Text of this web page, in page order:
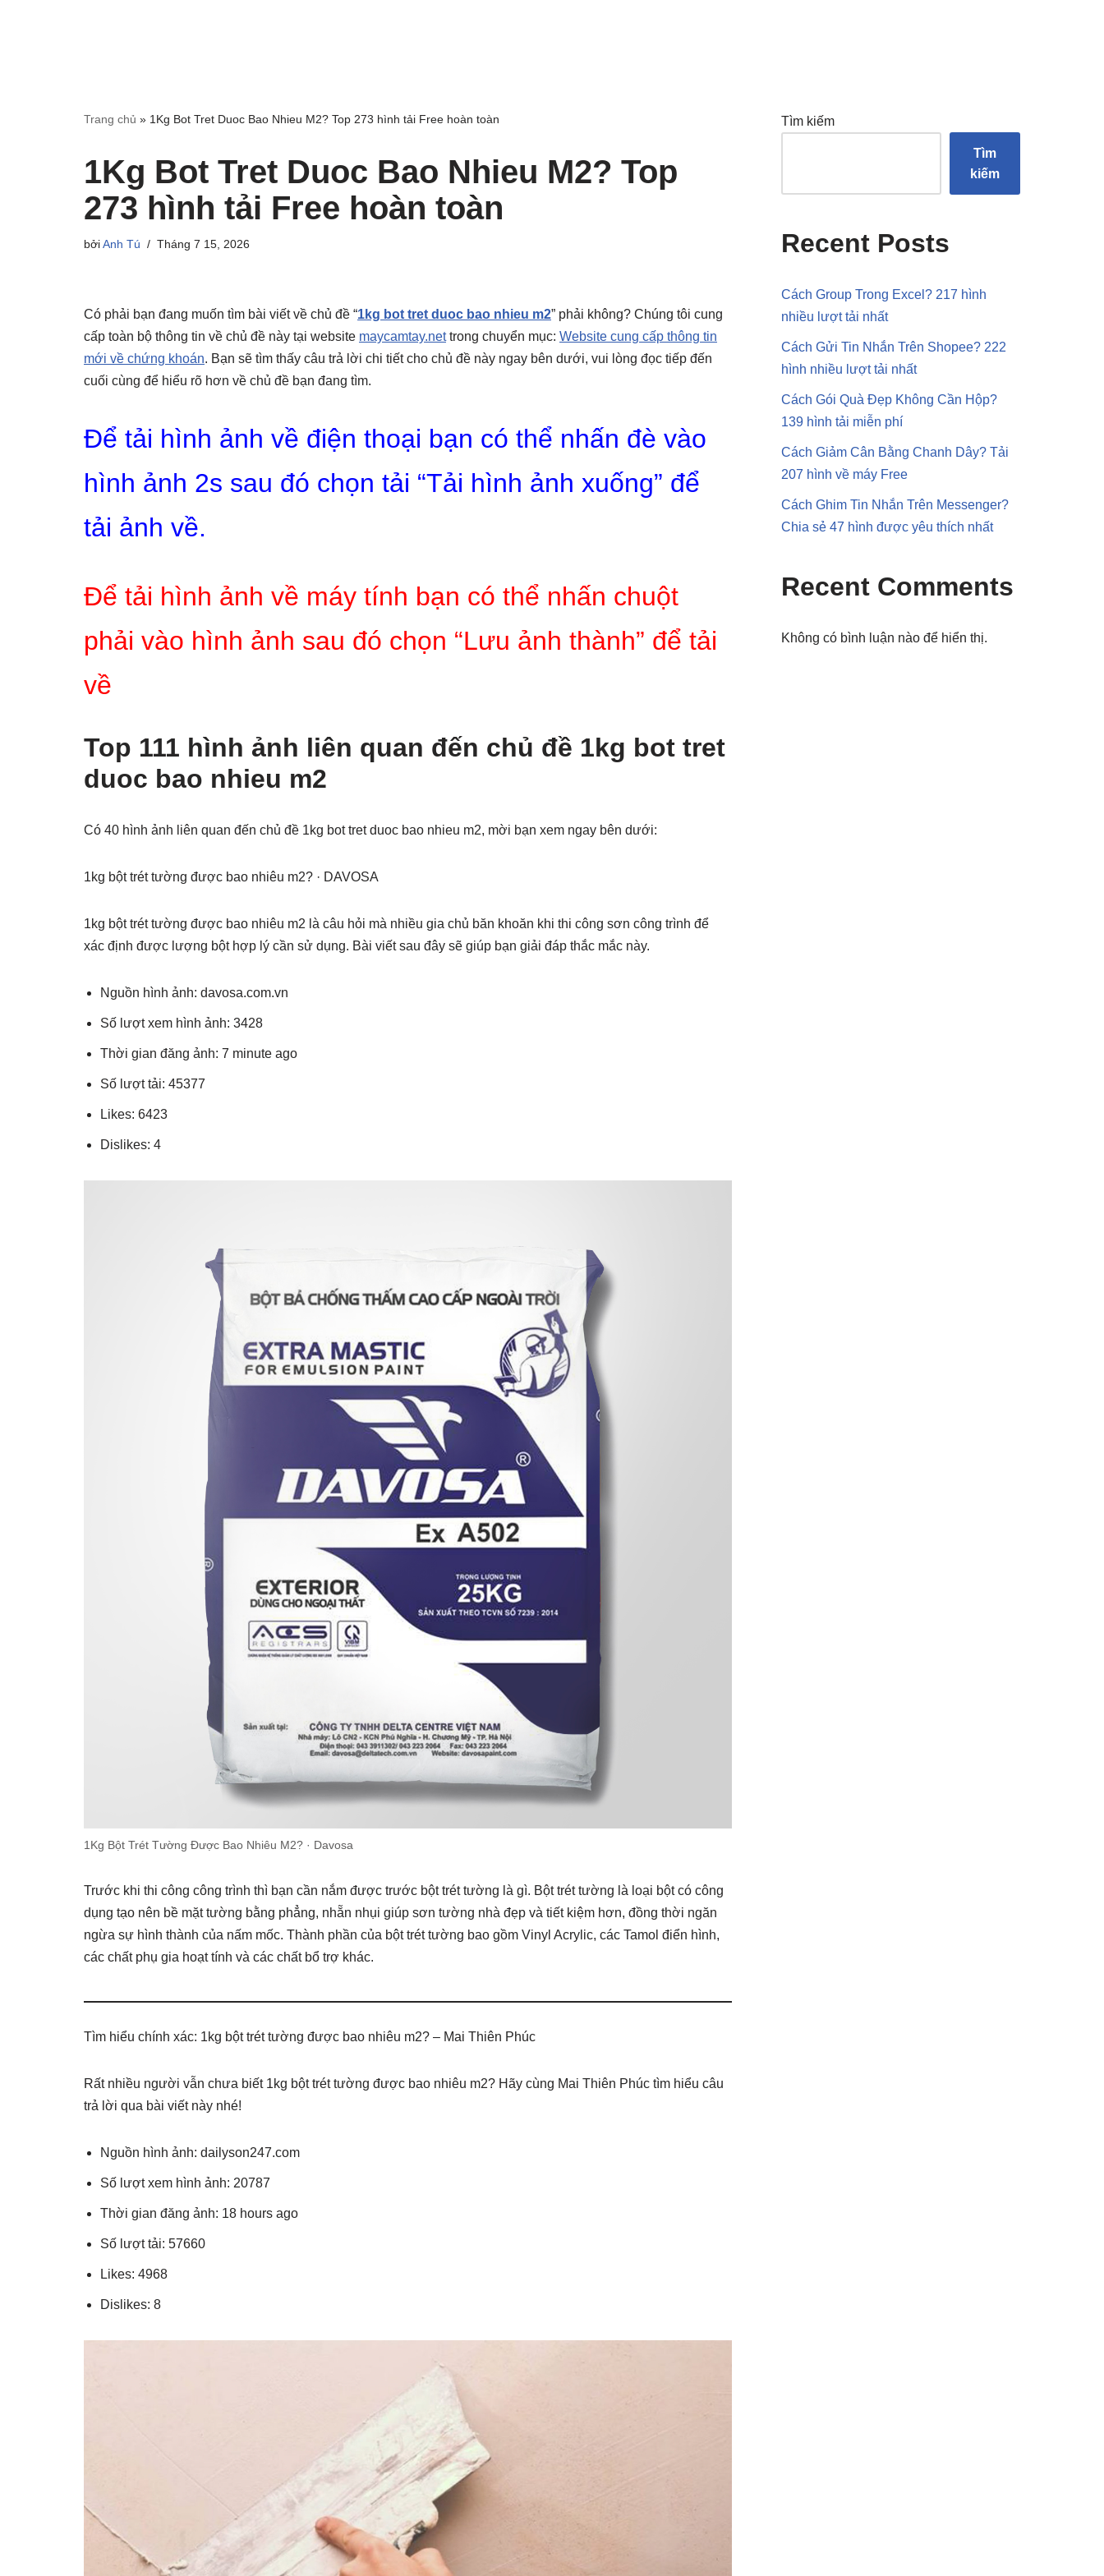
Trang chủ » 1Kg Bot Tret Duoc Bao Nhieu M2? Top 273 hình tải Free hoàn toàn
1Kg Bot Tret Duoc Bao Nhieu M2? Top
273 hình tải Free hoàn toàn
bởiAnh Tú Tháng 7 15, 2026
Có phải bạn đang muốn tìm bài viết về chủ đề “1kg bot tret duoc bao nhieu m2” phải không? Chúng tôi cung
cấp toàn bộ thông tin về chủ đề này tại website maycamtay.nettrong chuyển mục: Website cung cấp thông tin
mới về chứng khoán. Bạn sẽ tìm thấy câu trả lời chi tiết cho chủ đề này ngay bên dưới, vui lòng đọc tiếp đến
cuối cùng để hiểu rõ hơn về chủ đề bạn đang tìm.
Để tải hình ảnh về điện thoại bạn có thể nhấn đè vào
hình ảnh 2s sau đó chọn tải “Tải hình ảnh xuống” để
tải ảnh về.
Để tải hình ảnh về máy tính bạn có thể nhấn chuột
phải vào hình ảnh sau đó chọn “Lưu ảnh thành” để tải
về
Top 111 hình ảnh liên quan đến chủ đề 1kg bot tret
duoc bao nhieu m2
Có 40 hình ảnh liên quan đến chủ đề 1kg bot tret duoc bao nhieu m2, mời bạn xem ngay bên dưới:
1kg bột trét tường được bao nhiêu m2? · DAVOSA
1kg bột trét tường được bao nhiêu m2 là câu hỏi mà nhiều gia chủ băn khoăn khi thi công sơn công trình để
xác định được lượng bột hợp lý cần sử dụng. Bài viết sau đây sẽ giúp bạn giải đáp thắc mắc này.
Nguồn hình ảnh: davosa.com.vn
Số lượt xem hình ảnh: 3428
Thời gian đăng ảnh: 7 minute ago
Số lượt tải: 45377
Likes: 6423
Dislikes: 4
1Kg Bột Trét Tường Được Bao Nhiêu M2? · Davosa
Trước khi thi công công trình thì bạn cần nắm được trước bột trét tường là gì. Bột trét tường là loại bột có công
dụng tạo nên bề mặt tường bằng phẳng, nhẵn nhụi giúp sơn tường nhà đẹp và tiết kiệm hơn, đồng thời ngăn
ngừa sự hình thành của nấm mốc. Thành phần của bột trét tường bao gồm Vinyl Acrylic, các Tamol điển hình,
các chất phụ gia hoạt tính và các chất bổ trợ khác.
Tìm hiểu chính xác: 1kg bột trét tường được bao nhiêu m2? – Mai Thiên Phúc
Rất nhiều người vẫn chưa biết 1kg bột trét tường được bao nhiêu m2? Hãy cùng Mai Thiên Phúc tìm hiểu câu
trả lời qua bài viết này nhé!
Nguồn hình ảnh: dailyson247.com
Số lượt xem hình ảnh: 20787
Thời gian đăng ảnh: 18 hours ago
Số lượt tải: 57660
Likes: 4968
Dislikes: 8
Tìm kiếm
Tìm
kiếm
Recent Posts
Cách Group Trong Excel? 217 hình
nhiều lượt tải nhất
Cách Gửi Tin Nhắn Trên Shopee? 222
hình nhiều lượt tải nhất
Cách Gói Quà Đẹp Không Cần Hộp?
139 hình tải miễn phí
Cách Giảm Cân Bằng Chanh Dây? Tải
207 hình về máy Free
Cách Ghim Tin Nhắn Trên Messenger?
Chia sẻ 47 hình được yêu thích nhất
Recent Comments
Không có bình luận nào để hiển thị.